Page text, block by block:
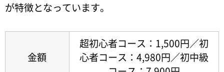
が特徴となっています。
金額
超初心者コース：1,500円／初
心者コース：4,980円／初中級